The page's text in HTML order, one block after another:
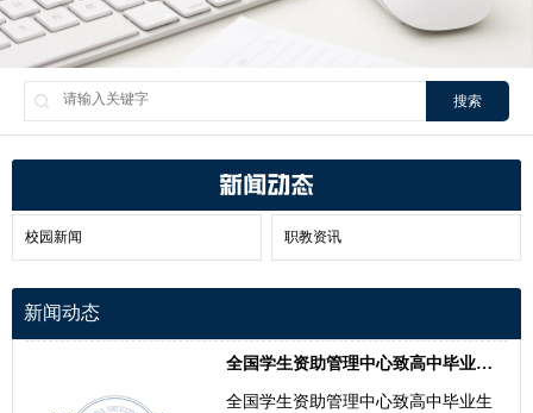
搜索
新闻动态
校园新闻 职教资讯
新闻动态
全国学生资助管理中心致高中毕业生的一封信
全国学生资助管理中心致高中毕业生